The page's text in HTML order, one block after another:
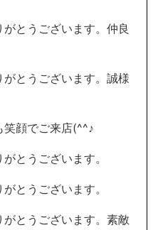
とうございます。仲良
とうございます。誠様
笑顔でご来店(^^♪
とうございます。
とうございます。
とうございます。素敵